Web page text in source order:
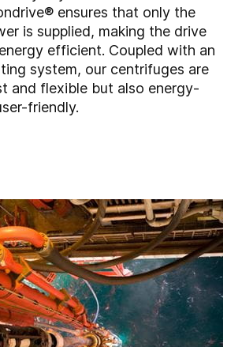
ensures that only the
is supplied, making the drive
efficient. Coupled with an
system, our centrifuges are
and flexible but also energy-
friendly.